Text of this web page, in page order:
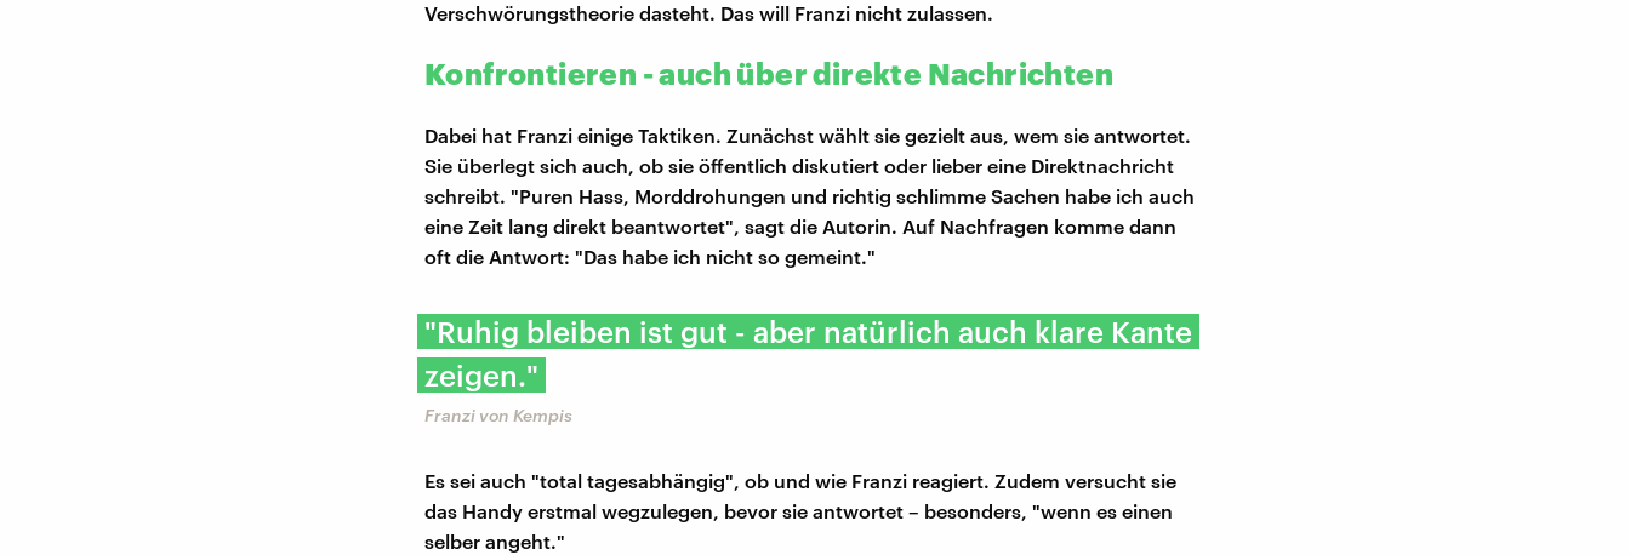
Verschwörungstheorie dasteht. Das will Franzi nicht zulassen.
Konfrontieren - auch über direkte Nachrichten
Dabei hat Franzi einige Taktiken. Zunächst wählt sie gezielt aus, wem sie antwortet.
Sie überlegt sich auch, ob sie öffentlich diskutiert oder lieber eine Direktnachricht
schreibt. "Puren Hass, Morddrohungen und richtig schlimme Sachen habe ich auch
eine Zeit lang direkt beantwortet", sagt die Autorin. Auf Nachfragen komme dann
oft die Antwort: "Das habe ich nicht so gemeint."
"Ruhig bleiben ist gut - aber natürlich auch klare Kante
zeigen."
Franzi von Kempis
Es sei auch "total tagesabhängig", ob und wie Franzi reagiert. Zudem versucht sie
das Handy erstmal wegzulegen, bevor sie antwortet – besonders, "wenn es einen
selber angeht."